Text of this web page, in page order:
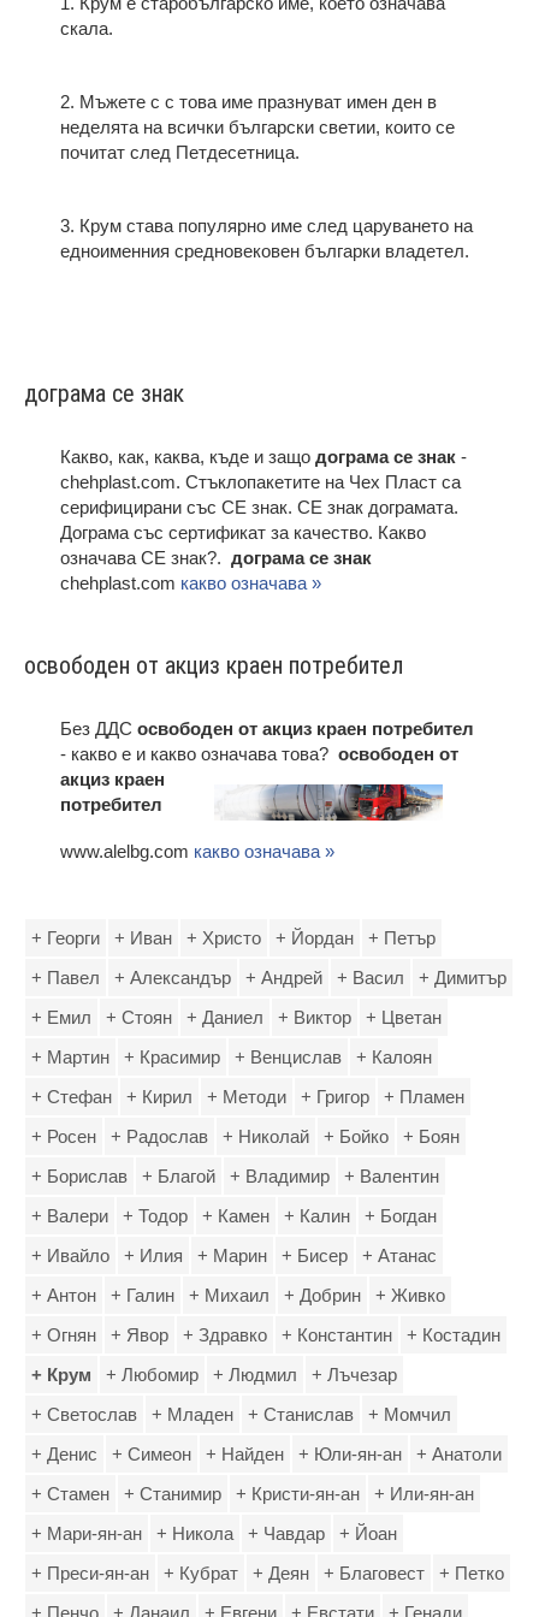
скала.
2. Мъжете с с това име празнуват имен ден в
неделята на всички български светии, които се
почитат след Петдесетница.
3. Крум става популярно име след царуването на
едноименния средновековен българки владетел.
дограма ce знак
Какво, как, каква, къде и защо дограма ce знак -
chehplast.com. Стъклопакетите на Чех Пласт са
серифицирани със CE знак. СЕ знак дограмата.
Дограма със сертификат за качество. Какво
означава СЕ знак?. дограма ce знак
chehplast.com какво означава »
освободен от акциз краен потребител
Без ДДС освободен от акциз краен потребител
- какво е и какво означава това? освободен от
акциз краен
потребител
www.alelbg.com какво означава »
+ Георги + Иван + Христо + Йордан
+ Петър
+ Павел
+ Александър + Андрей + Васил
+ Димитър
+ Емил
+ Стоян + Даниел + Виктор
+ Цветан
+ Мартин
+ Красимир + Венцислав
+ Калоян
+ Стефан
+ Кирил + Методи + Григор
+ Пламен
+ Росен
+ Радослав + Николай + Бойко
+ Боян
+ Борислав
+ Благой + Владимир
+ Валентин
+ Валери
+ Тодор + Камен + Калин
+ Богдан
+ Ивайло
+ Илия + Марин + Бисер
+ Атанас
+ Антон
+ Галин + Михаил + Добрин
+ Живко
+ Огнян
+ Явор + Здравко + Константин
+ Костадин
+ Крум
+ Любомир + Людмил
+ Лъчезар
+ Светослав
+ Младен + Станислав
+ Момчил
+ Денис
+ Симеон + Найден + Юли-ян-ан
+ Анатоли
+ Стамен
+ Станимир + Кристи-ян-ан
+ Или-ян-ан
+ Мари-ян-ан
+ Никола + Чавдар
+ Йоан
+ Преси-ян-ан
+ Кубрат + Деян + Благовест
+ Петко
+ Пенчо
+ Данаил + Евгени + Евстати + Генади